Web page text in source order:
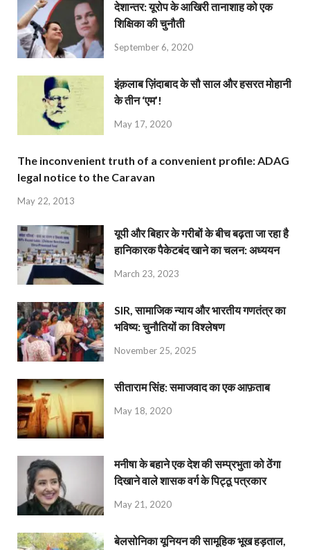
देशान्‍तर: यूरोप के आखिरी तानाशाह को एक
शिक्षिका की चुनौती
September 6, 2020
इंक़लाब ज़िंदाबाद के सौ साल और हसरत मोहानी
के तीन ‘एम’!
May 17, 2020
The inconvenient truth of a convenient profile: ADAG
legal notice to the Caravan
May 22, 2013
यूपी और बिहार के गरीबों के बीच बढ़ता जा रहा है
हानिकारक पैकेटबंद खाने का चलन: अध्ययन
March 23, 2023
SIR, सामाजिक न्याय और भारतीय गणतंत्र का
भविष्य: चुनौतियों का विश्लेषण
November 25, 2025
सीताराम सिंह: समाजवाद का एक आफ़ताब
May 18, 2020
मनीषा के बहाने एक देश की सम्प्रभुता को ठेंगा
दिखाने वाले शासक वर्ग के पिट्ठू पत्रकार
May 21, 2020
बेलसोनिका यूनियन की सामूहिक भूख हड़ताल,